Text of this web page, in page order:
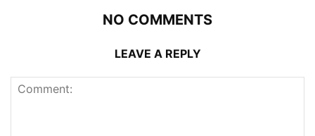
NO COMMENTS
LEAVE A REPLY